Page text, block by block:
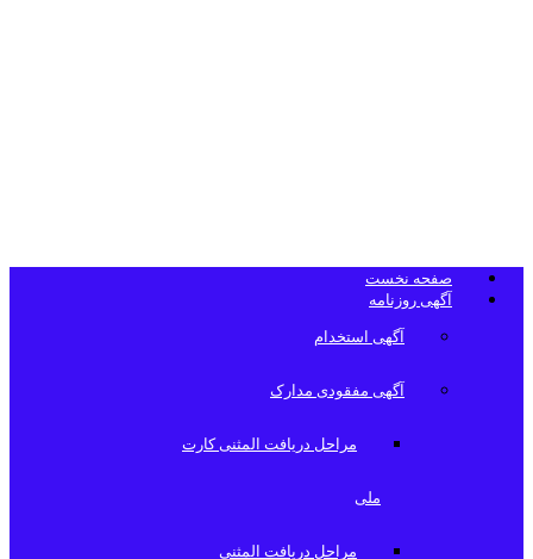
صفحه نخست
آگهی روزنامه
آگهی استخدام
آگهی مفقودی مدارک
مراحل دریافت المثنی کارت
ملی
مراحل دریافت المثنی